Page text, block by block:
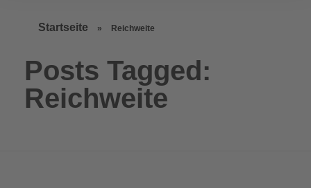
Startseite » Reichweite
Posts Tagged:
Reichweite